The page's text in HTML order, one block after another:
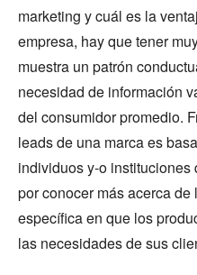
marketing y cuál es la
empresa, hay que tener
muestra un patrón
necesidad de información
del consumidor promedio.
leads de una marca es
individuos y-o instituciones
por conocer más acerca
específica en que los
las necesidades de sus